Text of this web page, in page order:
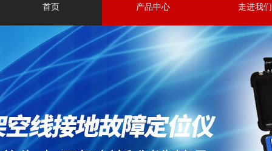
首页 产品中心 走进我们